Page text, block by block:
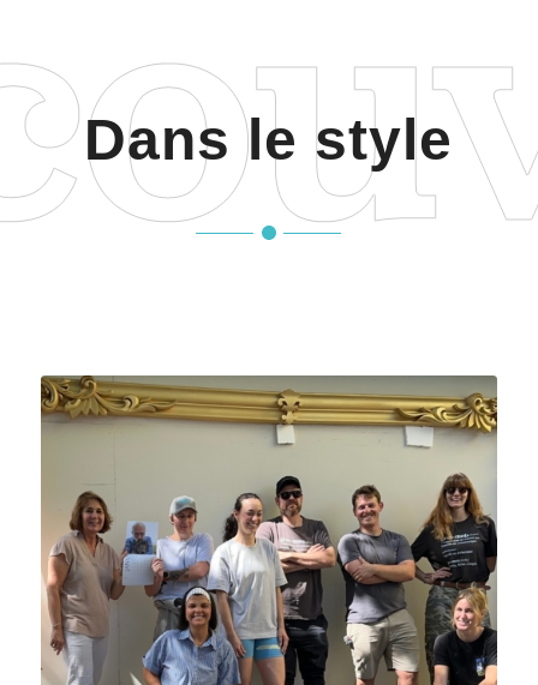
Dans le style
Pas besoin d’en faire trop … Du baroque, de